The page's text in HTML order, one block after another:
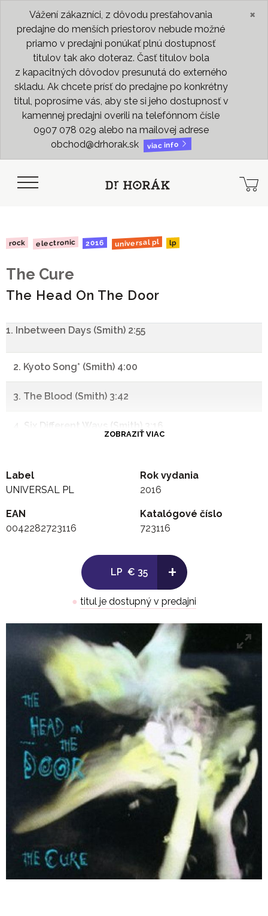
Vážení zákazníci, z dôvodu presťahovania
predajne do menších priestorov nebude možné
priamo v predajni ponúkať plnú dostupnosť
titulov tak ako doteraz. Časť titulov bola
z kapacitných dôvodov presunutá do externého
skladu. Ak chcete prísť do predajne po konkrétny
titul, poprosíme vás, aby ste si jeho dostupnosť v
kamennej predajni overili na telefónnom čísle
0907 078 029 alebo na mailovej adrese
obchod@drhorak.sk
viac info
×
rock electronic 2016 universal pl lp
The Cure
The Head On The Door
1. Inbetween Days (Smith) 2:55
2. Kyoto Song* (Smith) 4:00
3. The Blood (Smith) 3:42
4. Six Different Ways (Smith) 3:16
6. The Baby Screams (Smith) 3:43
7. Close To Me (Smith) 3:23
9. Screw (Smith) 2:35
10. Sinking (Smith) 4:50
ZOBRAZIŤ VIAC
Label
UNIVERSAL PL
Rok vydania
2016
EAN
0042282723116
Katalógové číslo
723116
LP € 35 +
● titul je dostupný v predajni